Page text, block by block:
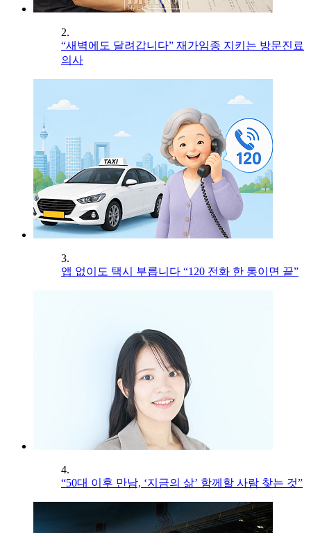
2.
“새벽에도 달려갑니다” 재가임종 지키는 방문진료
의사
3.
앱 없이도 택시 부릅니다 “120 전화 한 통이면 끝”
4.
“50대 이후 만남, ‘지금의 삶’ 함께할 사람 찾는 것”